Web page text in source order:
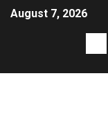
August 7, 2026